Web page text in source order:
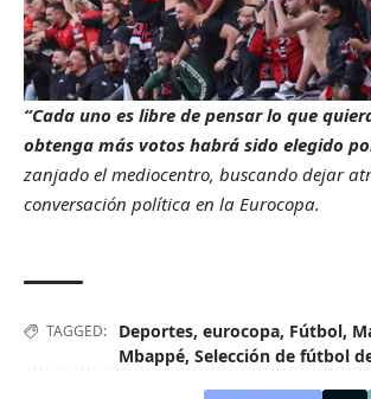
“Cada uno es libre de pensar lo que
obtenga más votos habrá sido elegido
zanjado el mediocentro, buscando dejar
conversación política en la Eurocopa.
TAGGED: Deportes, eurocopa, Fútbol,
Mbappé, Selección de fútbol